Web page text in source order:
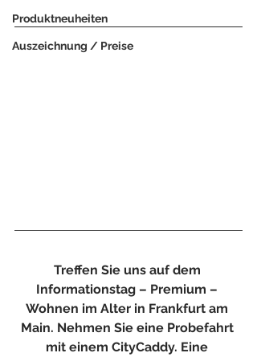
Produktneuheiten
Auszeichnung / Preise
Treffen Sie uns auf dem
Informationstag – Premium –
Wohnen im Alter in Frankfurt am
Main. Nehmen Sie eine Probefahrt
mit einem CityCaddy. Eine